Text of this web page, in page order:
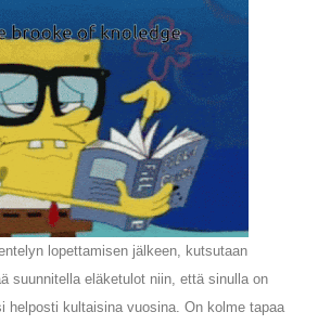
lopettamisen jälkeen, kutsutaan
suunnitella eläketulot niin, että sinulla on
helposti kultaisina vuosina. On kolme tapaa